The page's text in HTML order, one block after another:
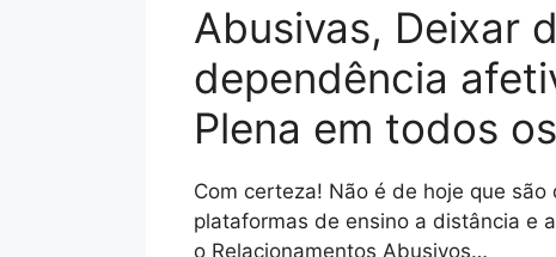
Abusivas, Deixar
dependência
Plena em todos
Com certeza! Não é de hoje que
plataformas de ensino a distância e
o Relacionamentos Abusivos…